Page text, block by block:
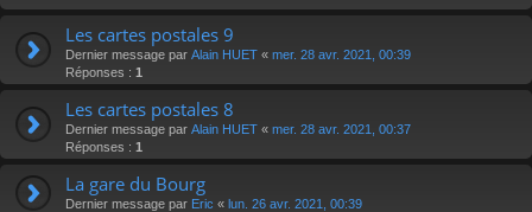
Les cartes postales 9
Dernier message par Alain HUET « mer. 28 avr. 2021, 00:39
Réponses : 1
Les cartes postales 8
Dernier message par Alain HUET « mer. 28 avr. 2021, 00:37
Réponses : 1
La gare du Bourg
Dernier message par Eric « lun. 26 avr. 2021, 00:39